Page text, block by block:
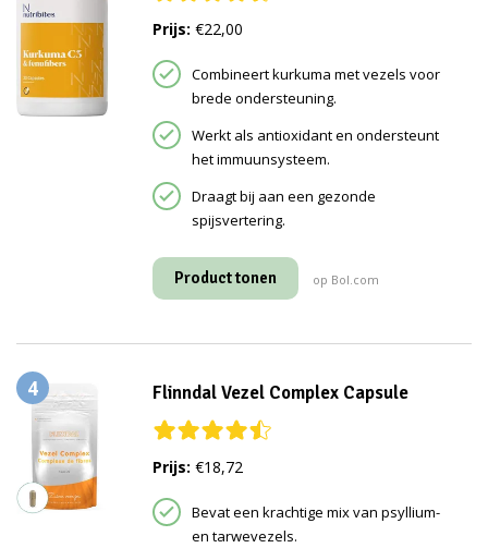
Prijs: €22,00
Combineert kurkuma met vezels voor
brede ondersteuning.
Werkt als antioxidant en ondersteunt
het immuunsysteem.
Draagt bij aan een gezonde
spijsvertering.
Product tonen op Bol.com
4 Flinndal Vezel Complex Capsule
Prijs: €18,72
Bevat een krachtige mix van psyllium-
en tarwevezels.